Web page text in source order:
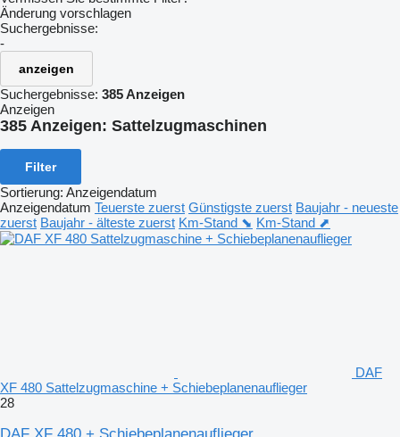
Änderung vorschlagen
Suchergebnisse:
-
anzeigen
Suchergebnisse: 385 Anzeigen
Anzeigen
385 Anzeigen: Sattelzugmaschinen
Filter
Sortierung: Anzeigendatum
Anzeigendatum Teuerste zuerst Günstigste zuerst Baujahr - neueste
zuerst Baujahr - älteste zuerst Km-Stand ⬊ Km-Stand ⬈
DAF
XF 480 Sattelzugmaschine + Schiebeplanenauflieger
28